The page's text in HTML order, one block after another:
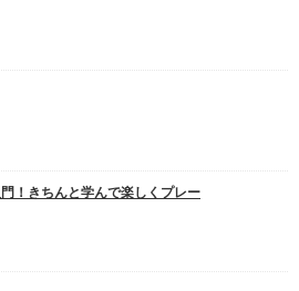
！きちんと学んで楽しくプレー